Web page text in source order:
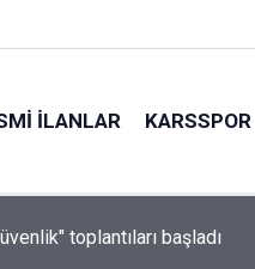
İLANLAR KARSSPOR
Belediyeciliği Yerinde Gör"